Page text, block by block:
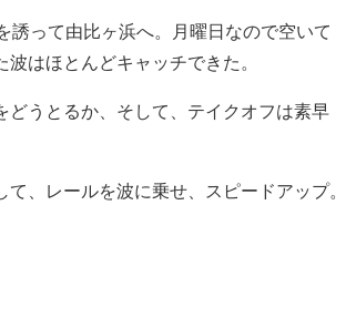
って由比ヶ浜へ。月曜日なので空いて
はほとんどキャッチできた。
うとるか、そして、テイクオフは素早
、レールを波に乗せ、スピードアップ。